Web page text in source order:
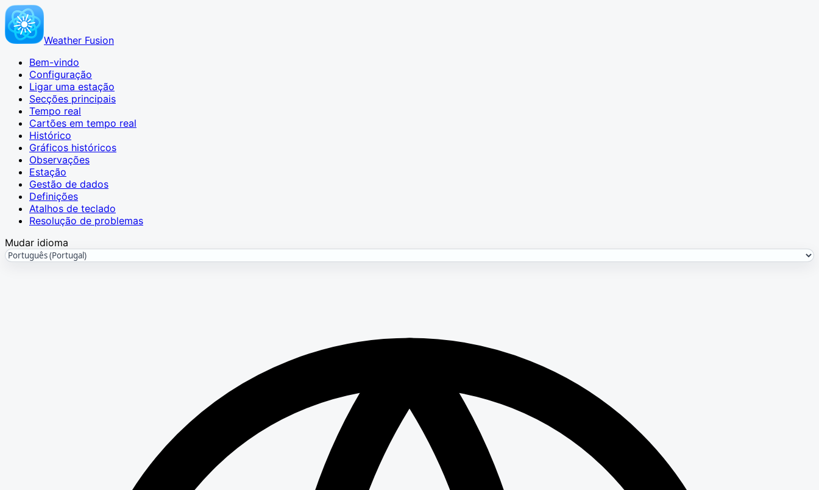
Weather Fusion
Bem-vindo
Configuração
Ligar uma estação
Secções principais
Tempo real
Cartões em tempo real
Histórico
Gráficos históricos
Observações
Estação
Gestão de dados
Definições
Atalhos de teclado
Resolução de problemas
Mudar idioma